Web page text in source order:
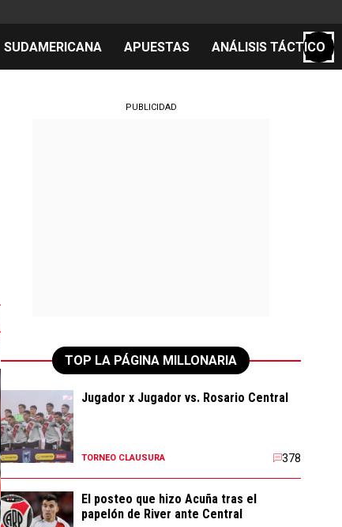
SUDAMERICANA APUESTAS ANÁLISIS TÁCTICO
PUBLICIDAD
TOP LA PÁGINA MILLONARIA
Jugador x Jugador vs. Rosario Central
TORNEO CLAUSURA 378
El posteo que hizo Acuña tras el
papelón de River ante Central